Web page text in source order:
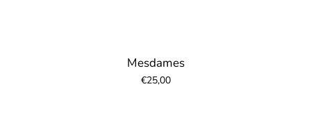
Mesdames
€25,00